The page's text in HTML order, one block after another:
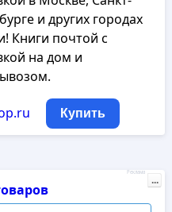
и других городах
Книги почтой с
на дом и
Купить
Реклама
...